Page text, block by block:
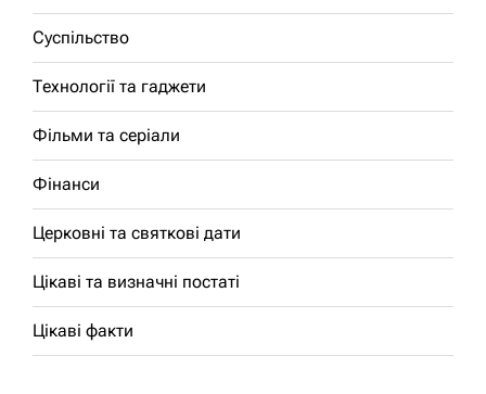
Суспільство
Технології та гаджети
Фільми та серіали
Фінанси
Церковні та святкові дати
Цікаві та визначні постаті
Цікаві факти